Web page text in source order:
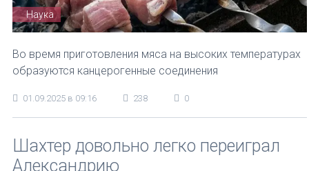
Наука
Во время приготовления мяса на высоких температурах
образуются канцерогенные соединения
01.09.2025 в 09:16 238 0
Шахтер довольно легко переиграл
Александрию